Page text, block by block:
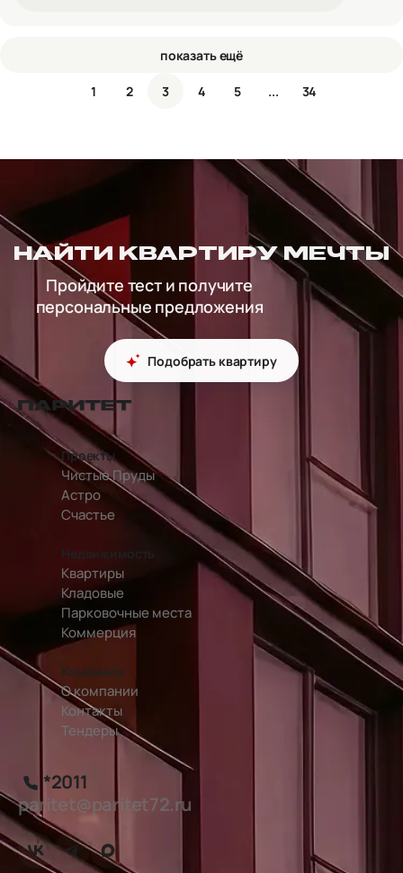
показать ещё
1 2 3 4 5 ... 34
НАЙТИ КВАРТИРУ МЕЧТЫ
Пройдите тест и получите
персональные предложения
Подобрать квартиру
перейти на главную страницу
Проекты
Чистые Пруды
Астро
Счастье
Недвижимость
Квартиры
Кладовые
Парковочные места
Коммерция
Компания
О компании
Контакты
Тендеры
*2011
paritet@paritet72.ru